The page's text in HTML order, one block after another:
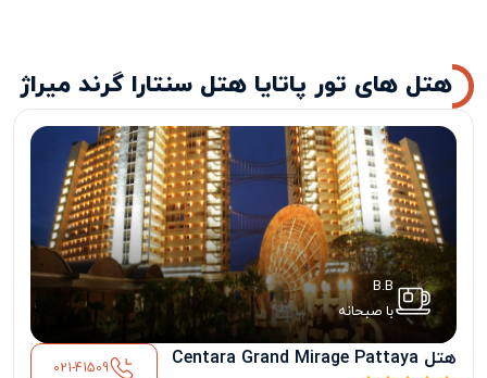
هتل های تور پاتایا هتل سنتارا گرند میراژ
B.B
با صبحانه
هتل Centara Grand Mirage Pattaya 021-41509